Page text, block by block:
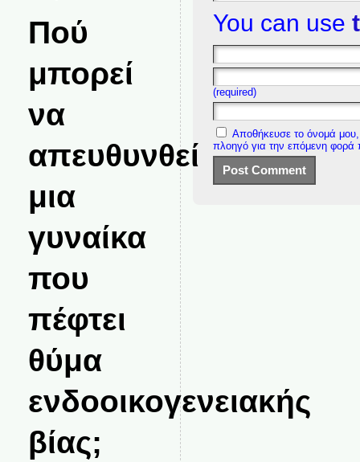
Πού
μπορεί
να
απευθυνθεί
μια
γυναίκα
που
πέφτει
θύμα
ενδοοικογενειακής
βίας;
You can use
(required)
Αποθήκευσε το όνομά μου,
πλοηγό για την επόμενη